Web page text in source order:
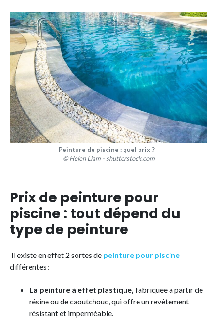
Peinture de piscine : quel prix ?
© Helen Liam - shutterstock.com
Prix de peinture pour
piscine : tout dépend du
type de peinture
Il existe en effet 2 sortes de peinture pour piscine
différentes :
La peinture à effet plastique, fabriquée à partir de
résine ou de caoutchouc, qui offre un revêtement
résistant et imperméable.